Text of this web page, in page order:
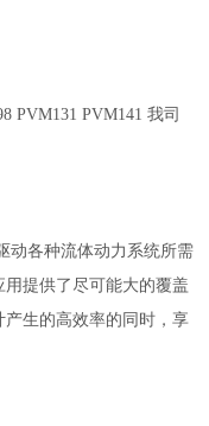
PVM131 PVM141我司
动各种流体动力系统所需
提供了尽可能大的覆盖
生的高效率的同时，享